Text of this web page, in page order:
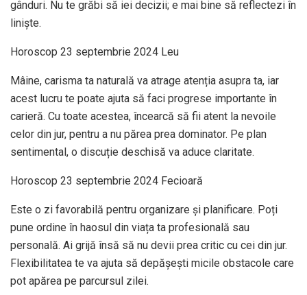
gânduri. Nu te grăbi să iei decizii; e mai bine să reflectezi în
liniște.
Horoscop 23 septembrie 2024 Leu
Mâine, carisma ta naturală va atrage atenția asupra ta, iar
acest lucru te poate ajuta să faci progrese importante în
carieră. Cu toate acestea, încearcă să fii atent la nevoile
celor din jur, pentru a nu părea prea dominator. Pe plan
sentimental, o discuție deschisă va aduce claritate.
Horoscop 23 septembrie 2024 Fecioară
Este o zi favorabilă pentru organizare și planificare. Poți
pune ordine în haosul din viața ta profesională sau
personală. Ai grijă însă să nu devii prea critic cu cei din jur.
Flexibilitatea te va ajuta să depășești micile obstacole care
pot apărea pe parcursul zilei.